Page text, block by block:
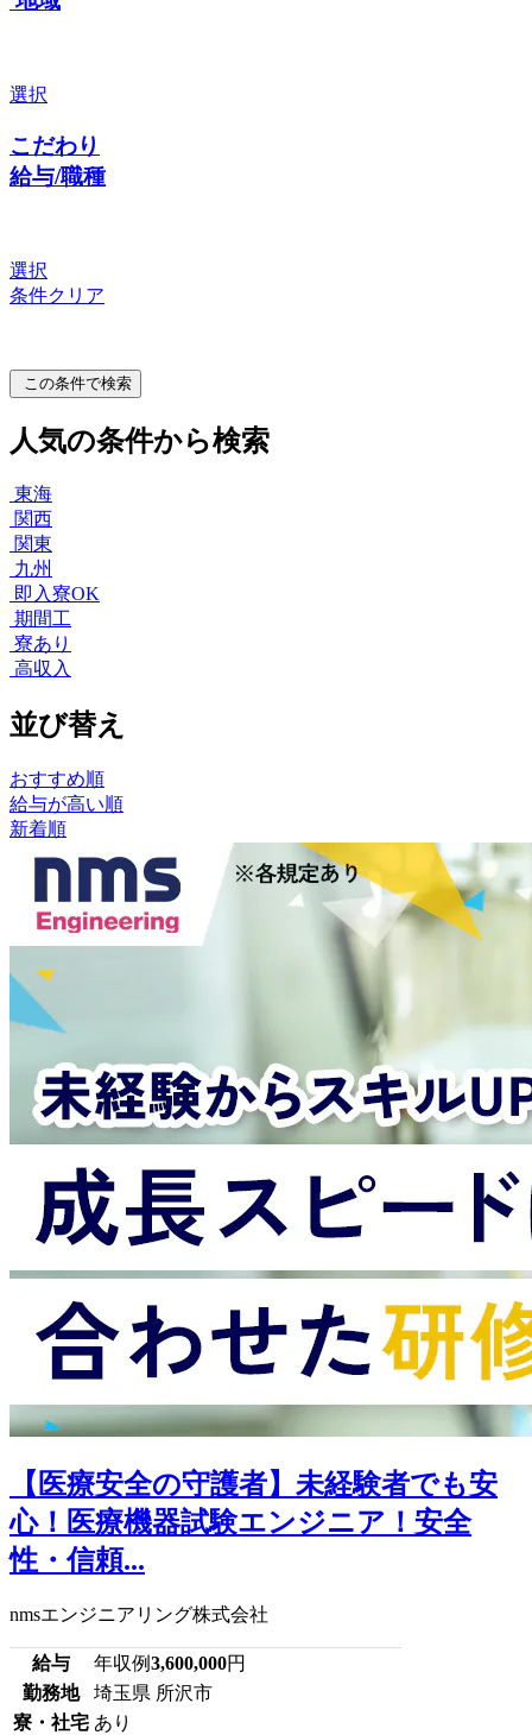
選択
こだわり
給与/職種
選択
条件クリア
この条件で検索
人気の条件から検索
東海
関西
関東
九州
即入寮OK
期間工
寮あり
高収入
並び替え
おすすめ順
給与が高い順
新着順
【医療安全の守護者】未経験者でも安
心！医療機器試験エンジニア！安全
性・信頼...
nmsエンジニアリング株式会社
給与 年収例3,600,000円
勤務地
埼玉県 所沢市
寮・社宅 あり